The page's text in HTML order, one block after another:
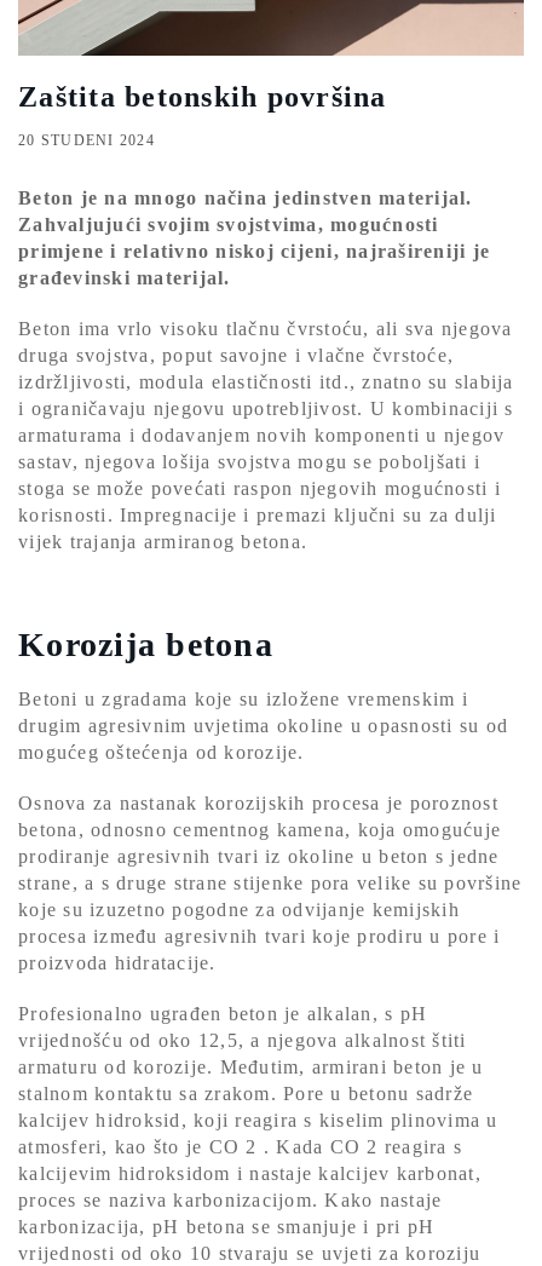
Zaštita betonskih površina
20 STUDENI 2024
Beton je na mnogo načina jedinstven materijal.
Zahvaljujući svojim svojstvima, mogućnosti
primjene i relativno niskoj cijeni, najrašireniji je
građevinski materijal.
Beton ima vrlo visoku tlačnu čvrstoću, ali sva njegova
druga svojstva, poput savojne i vlačne čvrstoće,
izdržljivosti, modula elastičnosti itd., znatno su slabija
i ograničavaju njegovu upotrebljivost. U kombinaciji s
armaturama i dodavanjem novih komponenti u njegov
sastav, njegova lošija svojstva mogu se poboljšati i
stoga se može povećati raspon njegovih mogućnosti i
korisnosti. Impregnacije i premazi ključni su za dulji
vijek trajanja armiranog betona.
Korozija betona
Betoni u zgradama koje su izložene vremenskim i
drugim agresivnim uvjetima okoline u opasnosti su od
mogućeg oštećenja od korozije.
Osnova za nastanak korozijskih procesa je poroznost
betona, odnosno cementnog kamena, koja omogućuje
prodiranje agresivnih tvari iz okoline u beton s jedne
strane, a s druge strane stijenke pora velike su površine
koje su izuzetno pogodne za odvijanje kemijskih
procesa između agresivnih tvari koje prodiru u pore i
proizvoda hidratacije.
Profesionalno ugrađen beton je alkalan, s pH
vrijednošću od oko 12,5, a njegova alkalnost štiti
armaturu od korozije. Međutim, armirani beton je u
stalnom kontaktu sa zrakom. Pore ​​u betonu sadrže
kalcijev hidroksid, koji reagira s kiselim plinovima u
atmosferi, kao što je CO 2 . Kada CO 2 reagira s
kalcijevim hidroksidom i nastaje kalcijev karbonat,
proces se naziva karbonizacijom. Kako nastaje
karbonizacija, pH betona se smanjuje i pri pH
vrijednosti od oko 10 stvaraju se uvjeti za koroziju